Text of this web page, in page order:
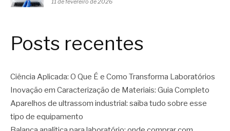
11 de fevereiro de 2026
Posts recentes
Ciência Aplicada: O Que É e Como Transforma Laboratórios
Inovação em Caracterização de Materiais: Guia Completo
Aparelhos de ultrassom industrial: saiba tudo sobre esse
tipo de equipamento